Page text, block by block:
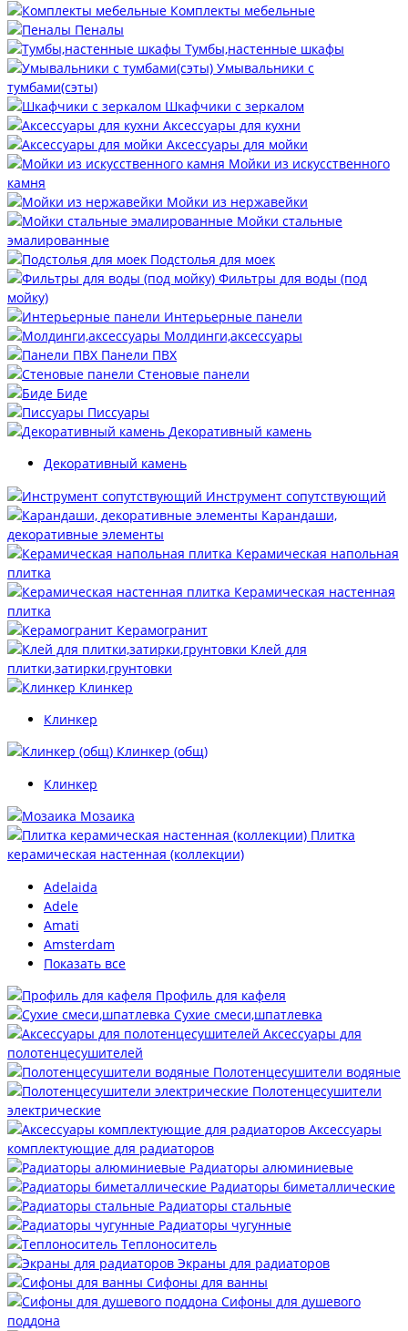
Комплекты мебельные
Пеналы
Тумбы,настенные шкафы
Умывальники с
тумбами(сэты)
Шкафчики с зеркалом
Аксессуары для кухни
Аксессуары для мойки
Мойки из искусственного
камня
Мойки из нержавейки
Мойки стальные
эмалированные
Подстолья для моек
Фильтры для воды (под
мойку)
Интерьерные панели
Молдинги,аксессуары
Панели ПВХ
Стеновые панели
Биде
Писсуары
Декоративный камень
Декоративный камень
Инструмент сопутствующий
Карандаши,
декоративные элементы
Керамическая напольная
плитка
Керамическая настенная
плитка
Керамогранит
Клей для
плитки,затирки,грунтовки
Клинкер
Клинкер
Клинкер (общ)
Клинкер
Мозаика
Плитка
керамическая настенная (коллекции)
Adelaida
Adele
Amati
Amsterdam
Показать все
Профиль для кафеля
Сухие смеси,шпатлевка
Аксессуары для
полотенцесушителей
Полотенцесушители водяные
Полотенцесушители
электрические
Аксессуары
комплектующие для радиаторов
Радиаторы алюминиевые
Радиаторы биметаллические
Радиаторы стальные
Радиаторы чугунные
Теплоноситель
Экраны для радиаторов
Сифоны для ванны
Сифоны для душевого
поддона